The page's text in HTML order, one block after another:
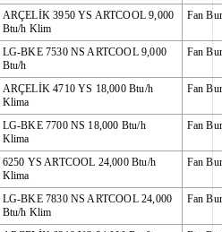
ARÇELİK 3950 YS ARTCOOL 9,000
Btu/h Klim
Fan
LG-BKE 7530 NS ARTCOOL 9,000
Btu/h
Fan
ARÇELİK 4710 YS 18,000 Btu/h
Klima
Fan
LG-BKE 7700 NS 18,000 Btu/h
Klima
Fan
6250 YS ARTCOOL 24,000 Btu/h
Klima
Fan
LG-BKE 7830 NS ARTCOOL 24,000
Btu/h Klim
Fan